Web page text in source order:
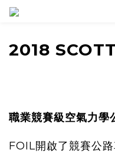
2018
職業競賽級空氣力學
FOIL開啟了競賽公